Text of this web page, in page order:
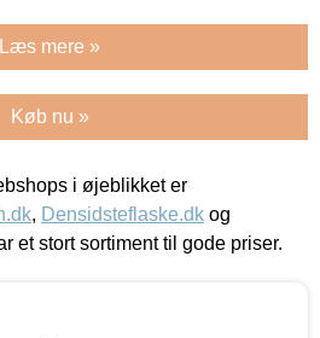
Læs mere »
Køb nu »
i øjeblikket er
, Densidsteflaske.dk og
et stort sortiment til gode priser.